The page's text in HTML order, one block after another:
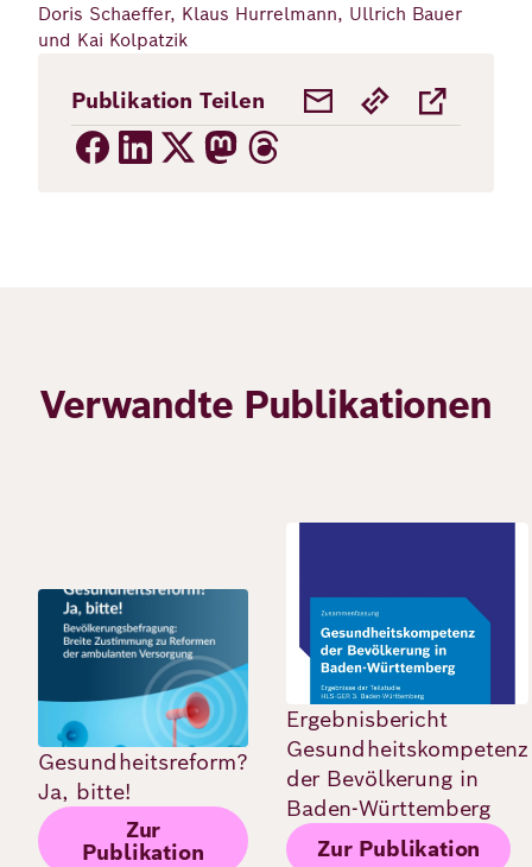
Doris Schaeffer, Klaus Hurrelmann, Ullrich Bauer
und Kai Kolpatzik
Publikation Teilen
Verwandte Publikationen
Bild
Gesundheitsreform?
Ja, bitte!
Zur
Publikation
Ergebnisbericht
Gesundheitskompetenz
der Bevölkerung in
Baden-Württemberg
Zur Publikation